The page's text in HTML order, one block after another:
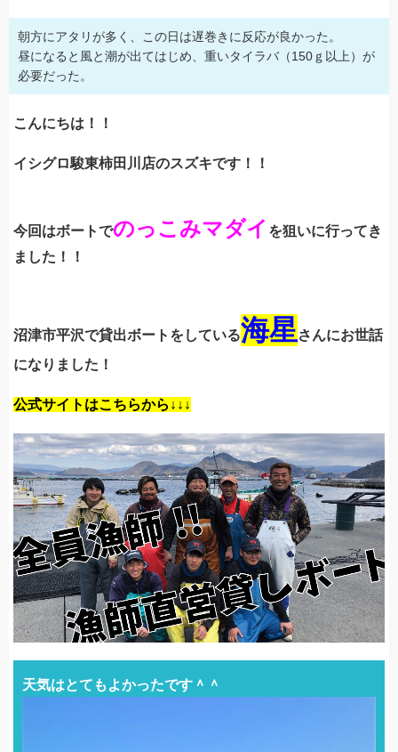
朝方にアタリが多く、この日は遅巻きに反応が良かった。
昼になると風と潮が出てはじめ、重いタイラバ（150ｇ以上）が
必要だった。
こんにちは！！
イシグロ駿東柿田川店のスズキです！！
今回はボートでのっこみマダイ を狙いに行ってき
ました！！
沼津市平沢で貸出ボートをしている海星 さんにお世話
になりました！
公式サイトはこちらから↓↓↓
天気はとてもよかったです＾＾